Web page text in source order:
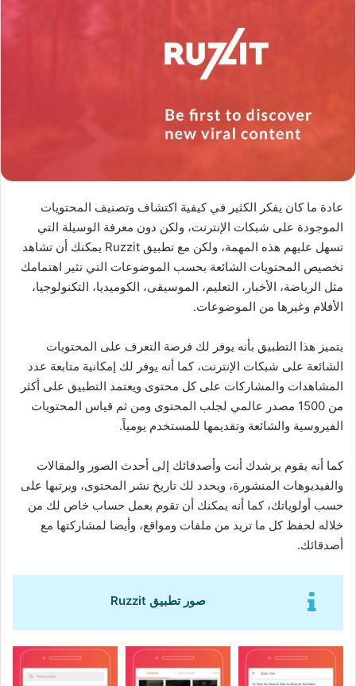
عادة ما كان يفكر الكثير في كيفية اكتشاف وتصنيف المحتويات
الموجودة على شبكات الإنترنت، ولكن دون معرفة الوسيلة التي
تسهل عليهم هذه المهمة، ولكن مع تطبيق Ruzzit يمكنك أن تشاهد
تخصيص المحتويات الشائعة بحسب الموضوعات التي تثير اهتمامك
مثل الرياضة، الأخبار، التعليم، الموسيقى، الكوميديا، التكنولوجيا،
الأفلام وغيرها من الموضوعات.
يتميز هذا التطبيق بأنه يوفر لك فرصة التعرف على المحتويات
الشائعة على شبكات الإنترنت، كما أنه يوفر لك إمكانية متابعة عدد
المشاهدات والمشاركات على كل محتوى ويعتمد التطبيق على أكثر
من 1500 مصدر عالمي لجلب المحتوى ومن ثم قياس المحتويات
الفيروسية والشائعة وتقديمها للمستخدم يومياً.
كما أنه يقوم يرشدك أنت وأصدقائك إلى أحدث الصور والمقالات
والفيديوهات المنشورة، ويحدد لك تاريخ نشر المحتوى، ويرتبها على
حسب أولوياتك، كما أنه يمكنك أن تقوم بعمل حساب خاص لك من
خلاله لحفظ كل ما تريد من ملفات ومواقع، وأيضا لمشاركتها مع
أصدقائك.
صور تطبيق Ruzzit